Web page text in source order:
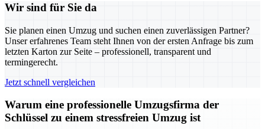
Wir sind für Sie da
Sie planen einen Umzug und suchen einen zuverlässigen Partner?
Unser erfahrenes Team steht Ihnen von der ersten Anfrage bis zum
letzten Karton zur Seite – professionell, transparent und
termingerecht.
Jetzt schnell vergleichen
Warum eine professionelle Umzugsfirma der
Schlüssel zu einem stressfreien Umzug ist